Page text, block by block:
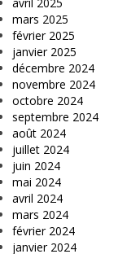
mars 2025
février 2025
janvier 2025
décembre 2024
novembre 2024
octobre 2024
septembre 2024
août 2024
juillet 2024
juin 2024
mai 2024
avril 2024
mars 2024
février 2024
janvier 2024